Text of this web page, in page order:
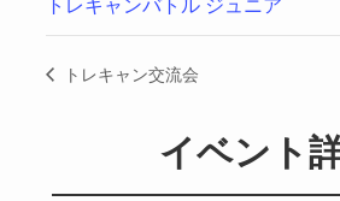
トレキャンバトル ジュニア
トレキャン交流会
イベント